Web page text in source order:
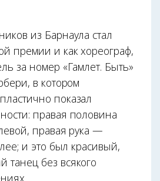
из Барнаула стал
премии и как хореограф,
за номер «Гамлет. Быть»
в котором
показал
правая половина
правая рука —
и это был красивый,
танец без всякого